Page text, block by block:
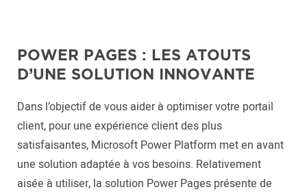
POWER PAGES : LES ATOUTS
D’UNE SOLUTION INNOVANTE
Dans l’objectif de vous aider à optimiser votre portail
client, pour une expérience client des plus
satisfaisantes, Microsoft Power Platform met en avant
une solution adaptée à vos besoins. Relativement
aisée à utiliser, la solution Power Pages présente de